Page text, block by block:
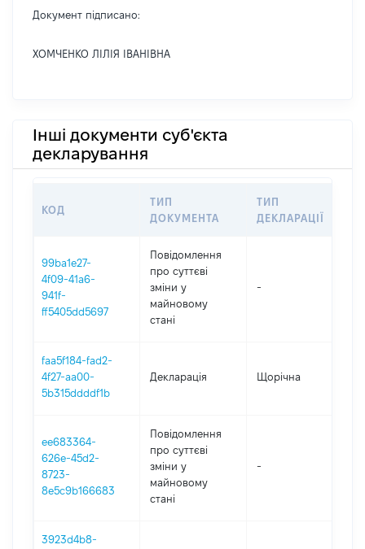
Документ підписано:
ХОМЧЕНКО ЛІЛІЯ ІВАНІВНА
Інші документи суб'єкта
декларування
КОД
ТИП
ДОКУМЕНТА
ТИП
ДЕКЛАРАЦІЇ
99ba1e27-
4f09-41a6-
941f-
ff5405dd5697
Повідомлення
про суттєві
зміни y
майновому
стані
-
faa5f184-fad2-
4f27-aa00-
5b315ddddf1b
Декларація Щорічна
ee683364-
626e-45d2-
8723-
8e5c9b166683
Повідомлення
про суттєві
зміни y
майновому
стані
-
3923d4b8-